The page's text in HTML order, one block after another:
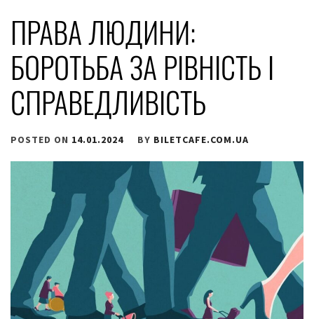
ПРАВА ЛЮДИНИ:
БОРОТЬБА ЗА РІВНІСТЬ І
СПРАВЕДЛИВІСТЬ
POSTED ON 14.01.2024 BY BILETCAFE.COM.UA